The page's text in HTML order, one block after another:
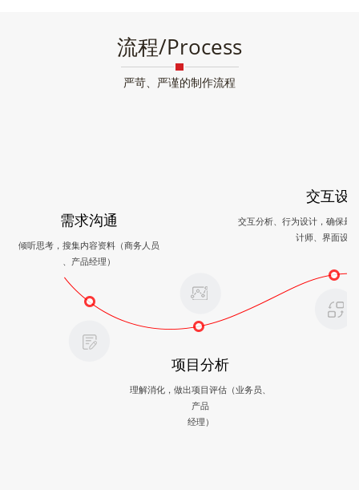
流程/Process
严苛、严谨的制作流程
需求沟通
倾听思考，搜集内容资料（商务人员
、产品经理）
项目分析
理解消化，做出项目评估（业务员、
产品
经理）
交互设
交互分析、行为设计，确保最
计师、界面设